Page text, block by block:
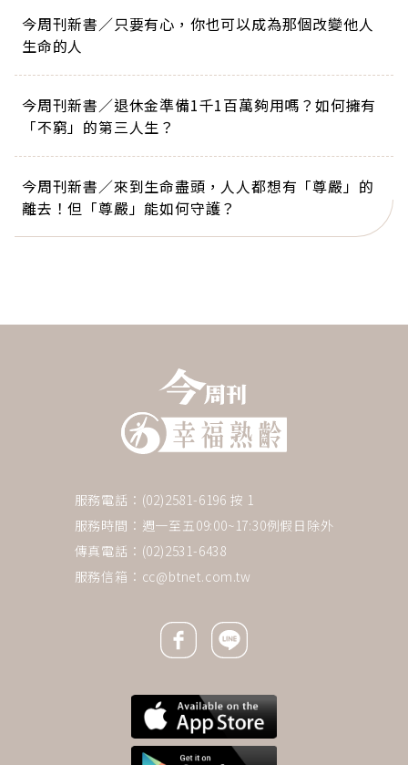
今周刊新書／只要有心，你也可以成為那個改變他人
生命的人
今周刊新書／退休金準備1千1百萬夠用嗎？如何擁有
「不窮」的第三人生？
今周刊新書／來到生命盡頭，人人都想有「尊嚴」的
離去！但「尊嚴」能如何守護？
服務電話：(02)2581-6196 按 1
服務時間：週一至五09:00~17:30例假日除外
傳真電話：(02)2531-6438
服務信箱： cc@btnet.com.tw
Facebook icon
Line icon